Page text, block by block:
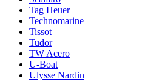
Tag Heuer
Technomarine
Tissot
Tudor
TW Acero
U-Boat
Ulysse Nardin